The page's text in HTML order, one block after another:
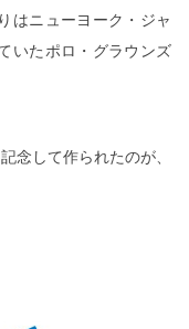
はニューヨーク・ジャ
いたポロ・グラウンズ
念して作られたのが、